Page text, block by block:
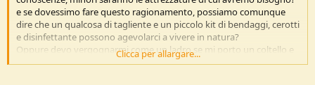
e se dovessimo fare questo ragionamento, possiamo comunque
dire che un qualcosa di tagliente e un piccolo kit di bendaggi, cerotti
e disinfettante possono agevolarci a vivere in natura?
Oppure devo vergognarmi come un ladro se mi porto un coltello e
un po' di disinfettante?
Clicca per allargare...